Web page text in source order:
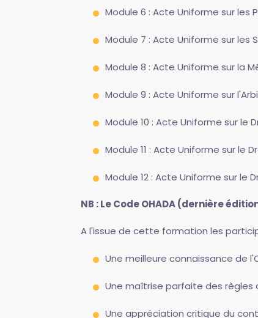
Module 6 : Acte Uniforme sur les
Module 7 : Acte Uniforme sur les
Module 8 : Acte Uniforme sur la
Module 9 : Acte Uniforme sur
Module 10 : Acte Uniforme sur
Module 11 : Acte Uniforme sur le
Module 12 : Acte Uniforme sur le
NB : Le Code OHADA (dernière
A l'issue de cette formation les
Une meilleure connaissance de
Une maîtrise parfaite des règles
Une appréciation critique du